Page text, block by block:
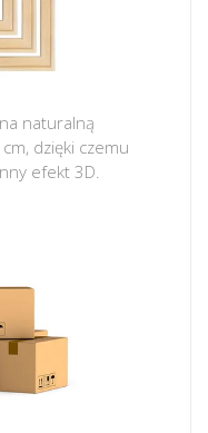
naturalną
dzięki czemu
efekt 3D.